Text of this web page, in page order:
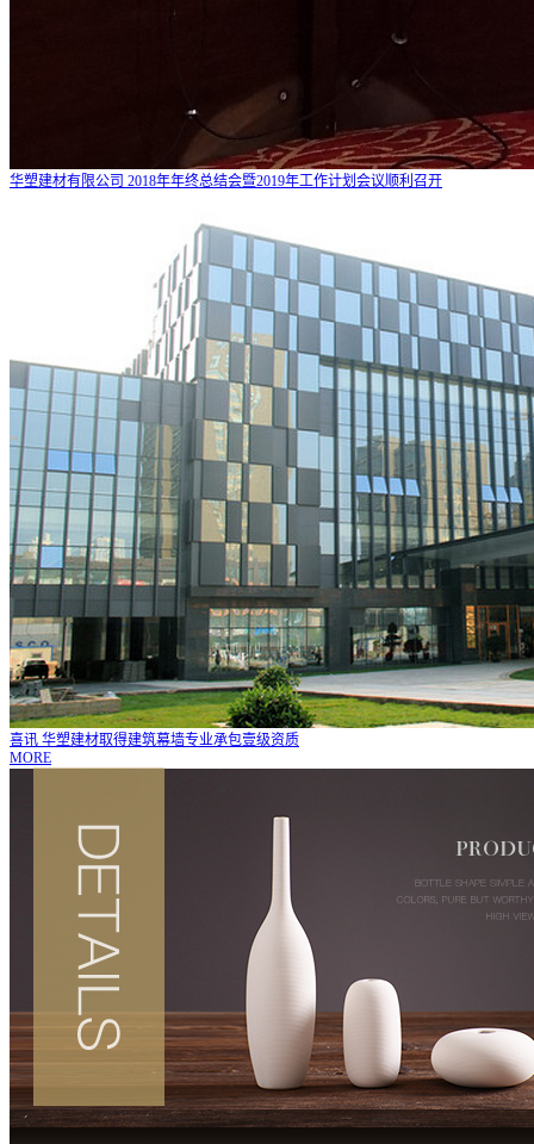
华塑建材有限公司 2018年年终总结会暨2019年工作计划会议顺利召开
喜讯 华塑建材取得建筑幕墙专业承包壹级资质
MORE